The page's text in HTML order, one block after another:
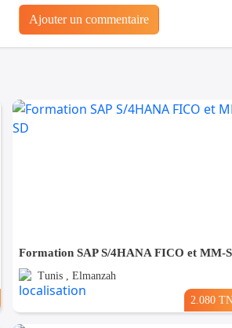
Ajouter un commentaire
Formation SAP S/4HANA FICO et MM-
Tunis , Elmanzah
2.080